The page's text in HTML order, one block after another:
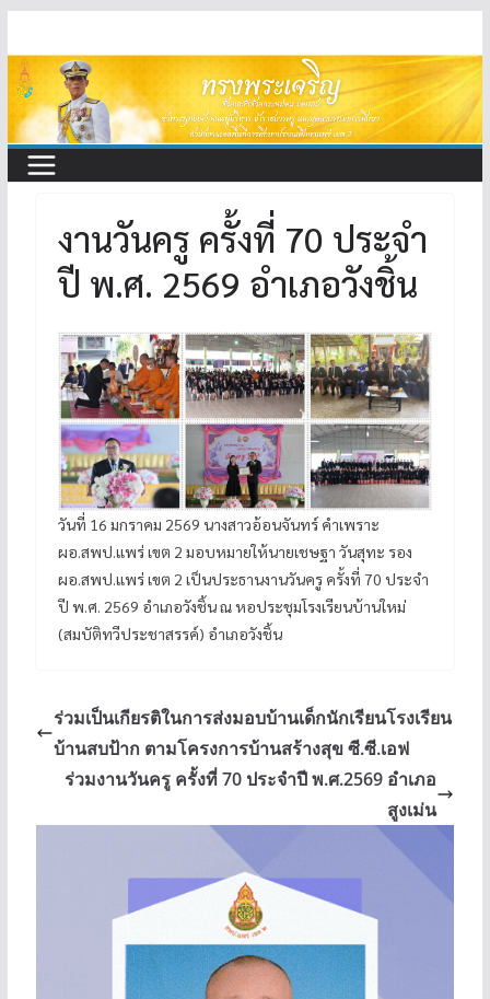
to
content
งานวันครู ครั้งที่ 70 ประจำ
ปี พ.ศ. 2569 อำเภอวังชิ้น
วันที่ 16 มกราคม 2569 นางสาวอ้อนจันทร์ คำเพราะ
ผอ.สพป.แพร่ เขต 2 มอบหมายให้นายเชษฐา วันสุทะ รอง
ผอ.สพป.แพร่ เขต 2 เป็นประธานงานวันครู ครั้งที่ 70 ประจำ
ปี พ.ศ. 2569 อำเภอวังชิ้น ณ หอประชุมโรงเรียนบ้านใหม่
(สมบัติทวีประชาสรรค์) อำเภอวังชิ้น
ร่วมเป็นเกียรติในการส่งมอบบ้านเด็กนักเรียนโรงเรียน
บ้านสบป้าก ตามโครงการบ้านสร้างสุข ซี.ซี.เอฟ
ร่วมงานวันครู ครั้งที่ 70 ประจำปี พ.ศ.2569 อำเภอ
สูงเม่น